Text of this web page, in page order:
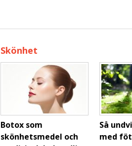
Skönhet
Botox som
skönhetsmedel och
Så
med